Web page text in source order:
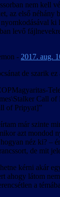
nem kell
az első néhány
ki
levő
- 2017. aug.
de szarik
Call
of Pripyat]”
már szinte
azt mondod
néz ki? –
de mit
kérni akár
ahogy látom
a